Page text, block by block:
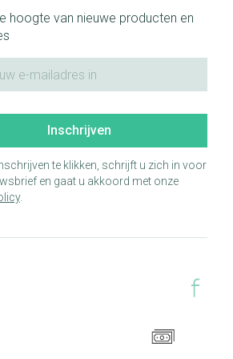
hoogte van nieuwe producten en
Inschrijven
te klikken, schrijft u zich in voor
en gaat u akkoord met onze
.